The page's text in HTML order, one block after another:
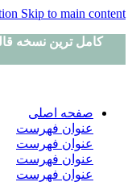
Skip to main content
کامل ترین نسخه
صفحه اصلی
عنوان فهرست
عنوان فهرست
عنوان فهرست
عنوان فهرست